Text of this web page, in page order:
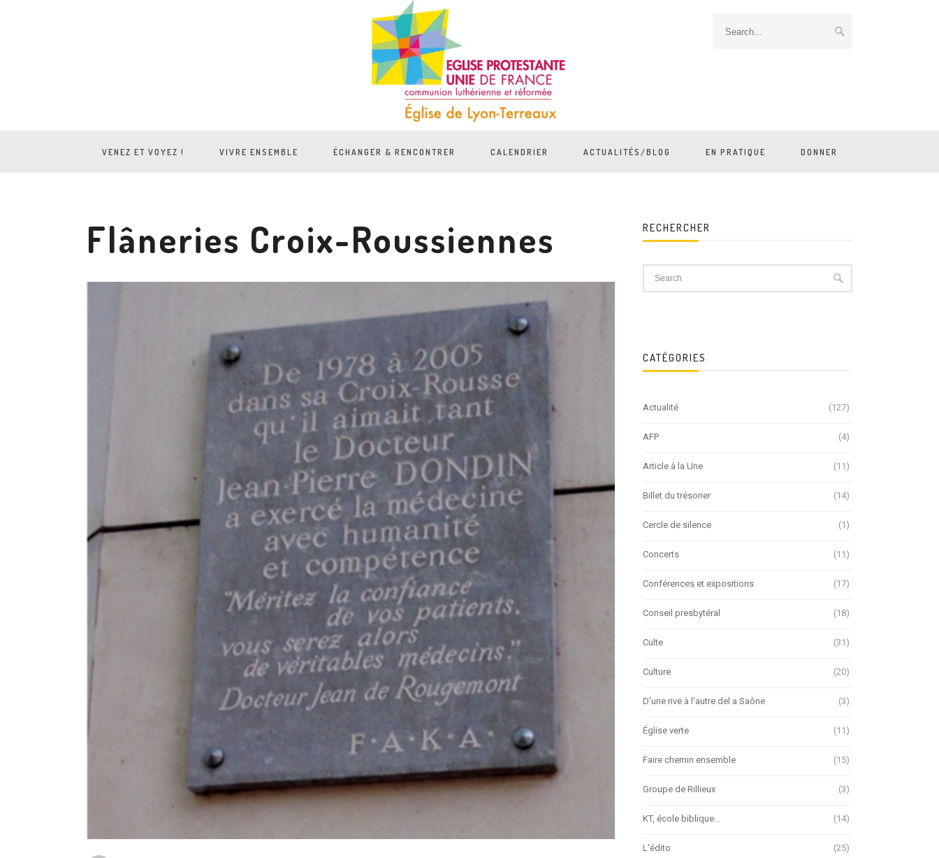
VENEZ ET VOYEZ ! VIVRE ENSEMBLE ÉCHANGER & RENCONTRER CALENDRIER ACTUALITÉS/BLOG EN PRATIQUE DONNER
Flâneries Croix-Roussiennes RECHERCHER
CATÉGORIES
Actualité (127)
AFP (4)
Article à la Une (11)
Billet du trésorier (14)
Cercle de silence (1)
Concerts (11)
Conférences et expositions (17)
Conseil presbytéral (18)
Culte (31)
Culture (20)
D'une rive à l'autre del a Saône (3)
Église verte (11)
Faire chemin ensemble (15)
Groupe de Rillieux (3)
KT, école biblique… (14)
L'édito (25)